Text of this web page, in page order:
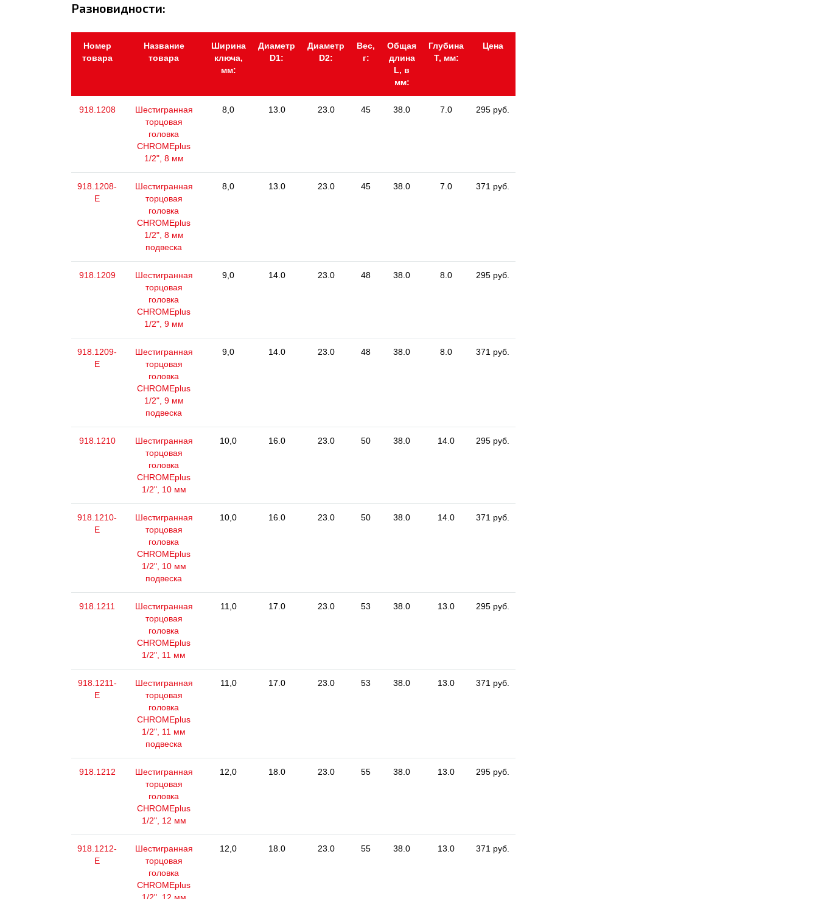
Разновидности:
Номер
товара
Название
товара
Ширина
ключа,
мм:
Диаметр
D1:
Диаметр
D2:
Вес,
г:
Общая
длина
L, в
мм:
Глубина
Т, мм:
Цена
918.1208
Шестигранная
торцовая
головка
CHROMEplus
1/2", 8 мм
8,0 13.0 23.0 45 38.0 7.0 295 руб.
918.1208-
E
Шестигранная
торцовая
головка
CHROMEplus
1/2", 8 мм
подвеска
8,0 13.0 23.0 45 38.0 7.0 371 руб.
918.1209
Шестигранная
торцовая
головка
CHROMEplus
1/2", 9 мм
9,0 14.0 23.0 48 38.0 8.0 295 руб.
918.1209-
E
Шестигранная
торцовая
головка
CHROMEplus
1/2", 9 мм
подвеска
9,0 14.0 23.0 48 38.0 8.0 371 руб.
918.1210
Шестигранная
торцовая
головка
CHROMEplus
1/2", 10 мм
10,0 16.0 23.0 50 38.0 14.0 295 руб.
918.1210-
E
Шестигранная
торцовая
головка
CHROMEplus
1/2", 10 мм
подвеска
10,0 16.0 23.0 50 38.0 14.0 371 руб.
918.1211
Шестигранная
торцовая
головка
CHROMEplus
1/2", 11 мм
11,0 17.0 23.0 53 38.0 13.0 295 руб.
918.1211-
E
Шестигранная
торцовая
головка
CHROMEplus
1/2", 11 мм
подвеска
11,0 17.0 23.0 53 38.0 13.0 371 руб.
918.1212
Шестигранная
торцовая
головка
CHROMEplus
1/2", 12 мм
12,0 18.0 23.0 55 38.0 13.0 295 руб.
918.1212-
E
Шестигранная
торцовая
головка
CHROMEplus
12,0 18.0 23.0 55 38.0 13.0 371 руб.